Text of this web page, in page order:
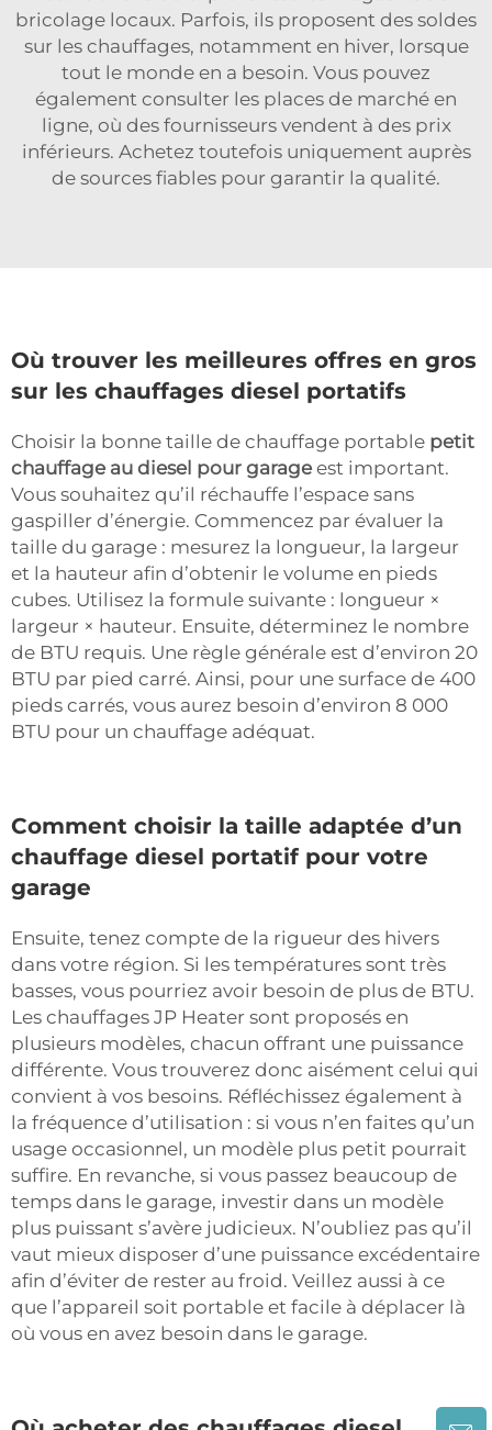
bricolage locaux. Parfois, ils proposent des soldes
sur les chauffages, notamment en hiver, lorsque
tout le monde en a besoin. Vous pouvez
également consulter les places de marché en
ligne, où des fournisseurs vendent à des prix
inférieurs. Achetez toutefois uniquement auprès
de sources fiables pour garantir la qualité.
Où trouver les meilleures offres en gros
sur les chauffages diesel portatifs
Choisir la bonne taille de chauffage portable petit
chauffage au diesel pour garageest important.
Vous souhaitez qu’il réchauffe l’espace sans
gaspiller d’énergie. Commencez par évaluer la
taille du garage : mesurez la longueur, la largeur
et la hauteur afin d’obtenir le volume en pieds
cubes. Utilisez la formule suivante : longueur ×
largeur × hauteur. Ensuite, déterminez le nombre
de BTU requis. Une règle générale est d’environ 20
BTU par pied carré. Ainsi, pour une surface de 400
pieds carrés, vous aurez besoin d’environ 8 000
BTU pour un chauffage adéquat.
Comment choisir la taille adaptée d’un
chauffage diesel portatif pour votre
garage
Ensuite, tenez compte de la rigueur des hivers
dans votre région. Si les températures sont très
basses, vous pourriez avoir besoin de plus de BTU.
Les chauffages JP Heater sont proposés en
plusieurs modèles, chacun offrant une puissance
différente. Vous trouverez donc aisément celui qui
convient à vos besoins. Réfléchissez également à
la fréquence d’utilisation : si vous n’en faites qu’un
usage occasionnel, un modèle plus petit pourrait
suffire. En revanche, si vous passez beaucoup de
temps dans le garage, investir dans un modèle
plus puissant s’avère judicieux. N’oubliez pas qu’il
vaut mieux disposer d’une puissance excédentaire
afin d’éviter de rester au froid. Veillez aussi à ce
que l’appareil soit portable et facile à déplacer là
où vous en avez besoin dans le garage.